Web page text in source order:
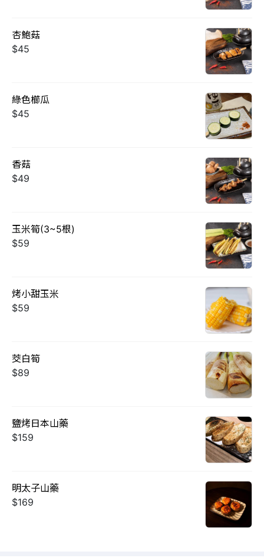
杏鮑菇
$45
綠色櫛瓜
$45
香菇
$49
玉米筍(3~5根)
$59
烤小甜玉米
$59
茭白筍
$89
鹽烤日本山藥
$159
明太子山藥
$169